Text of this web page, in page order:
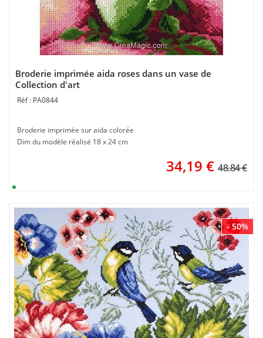
Broderie imprimée aida roses dans un vase de
Collection d'art
PA0844
Broderie imprimée sur aida colorée
Dim du modèle réalisé 18 x 24 cm
34,19 € 48.84 €
- 50%